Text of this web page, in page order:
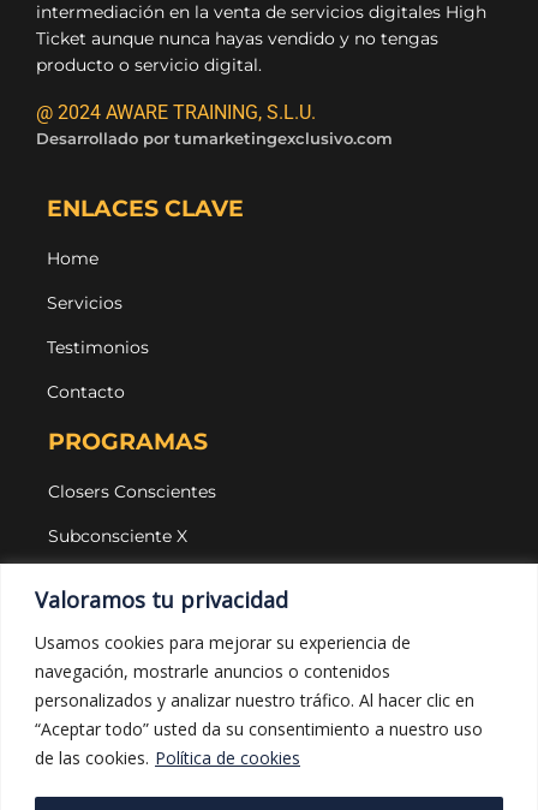
Valoramos tu privacidad
Usamos cookies para mejorar su experiencia de
navegación, mostrarle anuncios o contenidos
personalizados y analizar nuestro tráfico. Al hacer clic en
“Aceptar todo” usted da su consentimiento a nuestro uso
de las cookies. Política de cookies
intermediación en la venta de servicios digitales High
Ticket aunque nunca hayas vendido y no tengas
producto o servicio digital.
@ 2024 AWARE TRAINING, S.L.U.
Desarrollado por tumarketingexclusivo.com
ENLACES CLAVE
Home
Servicios
Testimonios
Contacto
PROGRAMAS
Closers Conscientes
Subconsciente X
LEGAL Y PROTECCIÓN
Aviso legal
Política de privacidad
Política de cookies